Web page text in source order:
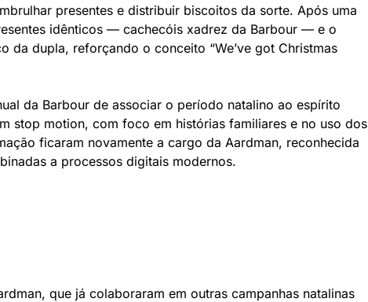
presentes e distribuir biscoitos da sorte. Após uma
idênticos — cachecóis xadrez da Barbour — e o
da dupla, reforçando o conceito “We’ve got Christmas
da Barbour de associar o período natalino ao espírito
stop motion, com foco em histórias familiares e no uso dos
ficaram novamente a cargo da Aardman, reconhecida
a processos digitais modernos.
que já colaboraram em outras campanhas natalinas